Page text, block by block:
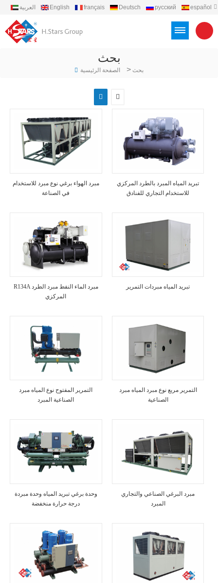
العربية English français Deutsch русский
español
بحث
الصفحة الرئيسية > بحث
مبرد الهواء برغي نوع مبرد للاستخدام
في الصناعة
تبريد المياه المبرد بالطرد المركزي
للاستخدام التجاري للفنادق
R134A مبرد الماء النفط مبرد الطرد
المركزي
تبريد المياه مبردات التمرير
التمرير المفتوح نوع المياه مبرد
الصناعية المبرد
التمرير مربع نوع مبرد المياه مبرد
الصناعية
وحدة برغي تبريد المياه وحدة مبردة
درجة حرارة منخفضة
مبرد البرغي الصناعي والتجاري
المبرد